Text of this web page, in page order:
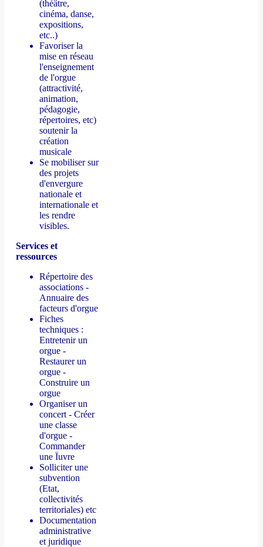
(théâtre,
cinéma, danse,
expositions,
etc..)
Favoriser la
mise en réseau
l'enseignement
de l'orgue
(attractivité,
animation,
pédagogie,
répertoires, etc)
soutenir la
création
musicale
Se mobiliser sur
des projets
d'envergure
nationale et
internationale et
les rendre
visibles.
Services et
ressources
Répertoire des
associations -
Annuaire des
facteurs d'orgue
Fiches
techniques :
Entretenir un
orgue -
Restaurer un
orgue -
Construire un
orgue
Organiser un
concert - Créer
une classe
d'orgue -
Commander
une Ïuvre
Solliciter une
subvention
(Etat,
collectivités
territoriales) etc
Documentation
administrative
et juridique